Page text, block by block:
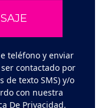
teléfono y enviar
contactado por
de texto SMS) y/o
con nuestra
De Privacidad.